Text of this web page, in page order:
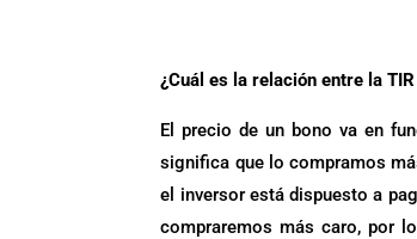
¿Cuál es la relación entre la
El precio de un bono va en
significa que lo compramos
el inversor está dispuesto a
compraremos más caro, por